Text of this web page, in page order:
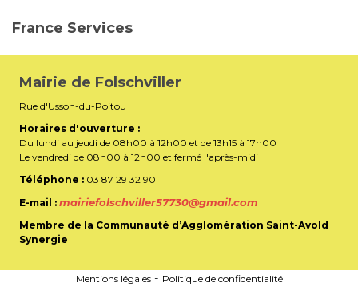
France Services
Mairie de Folschviller
Rue d'Usson-du-Poitou
Horaires d'ouverture :
Du lundi au jeudi de 08h00 à 12h00 et de 13h15 à 17h00
Le vendredi de 08h00 à 12h00 et fermé l'après-midi
Téléphone : 03 87 29 32 90
E-mail : mairiefolschviller57730@gmail.com
Membre de la Communauté d’Agglomération Saint-Avold
Synergie
Mentions légales- Politique de confidentialité